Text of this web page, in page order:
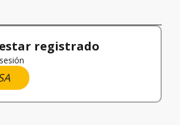
registrado